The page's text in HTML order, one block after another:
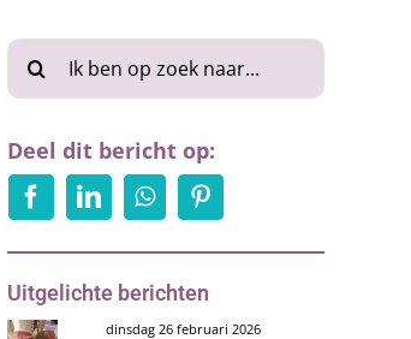
Zoeken
naar:
Deel dit bericht op:
Uitgelichte berichten
dinsdag 26 februari 2026